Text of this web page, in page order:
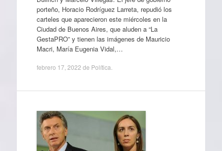
porteño, Horacio Rodríguez Larreta, repudió los
carteles que aparecieron este miércoles en la
Ciudad de Buenos Aires, que aluden a “La
GestaPRO” y tienen las imágenes de Mauricio
Macri, María Eugenia Vidal,…
febrero 17, 2022 de Política